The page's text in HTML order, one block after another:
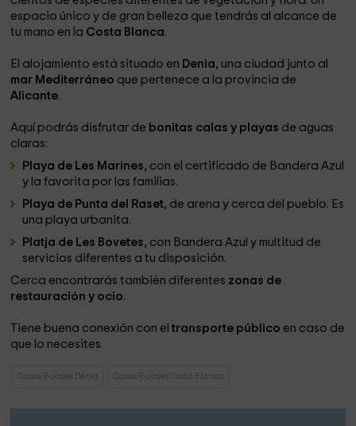
espacio único y de gran belleza que tendrás al alcance de
tu mano en la Costa Blanca.
El alojamiento está situado en Denia, una ciudad junto al
mar Mediterráneo que pertenece a la provincia de
Alicante.
Aquí podrás disfrutar de bonitas calas y playas de aguas
claras:
Playa de Les Marines, con el certificado de Bandera Azul
y la favorita por las familias.
Playa de Punta del Raset, de arena y cerca del pueblo. Es
una playa urbanita.
Platja de Les Bovetes, con Bandera Azul y multitud de
servicios diferentes a tu disposición.
Cerca encontrarás también diferentes zonas de
restauración y ocio.
Tiene buena conexión con el transporte público en caso de
que lo necesites.
Casas Rurales Dénia Casas Rurales Costa Blanca